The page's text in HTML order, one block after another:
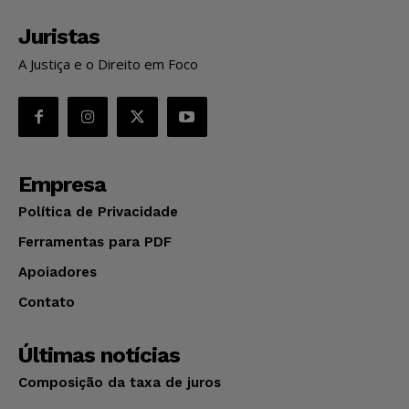
Juristas
A Justiça e o Direito em Foco
Empresa
Política de Privacidade
Ferramentas para PDF
Apoiadores
Contato
Últimas notícias
Composição da taxa de juros